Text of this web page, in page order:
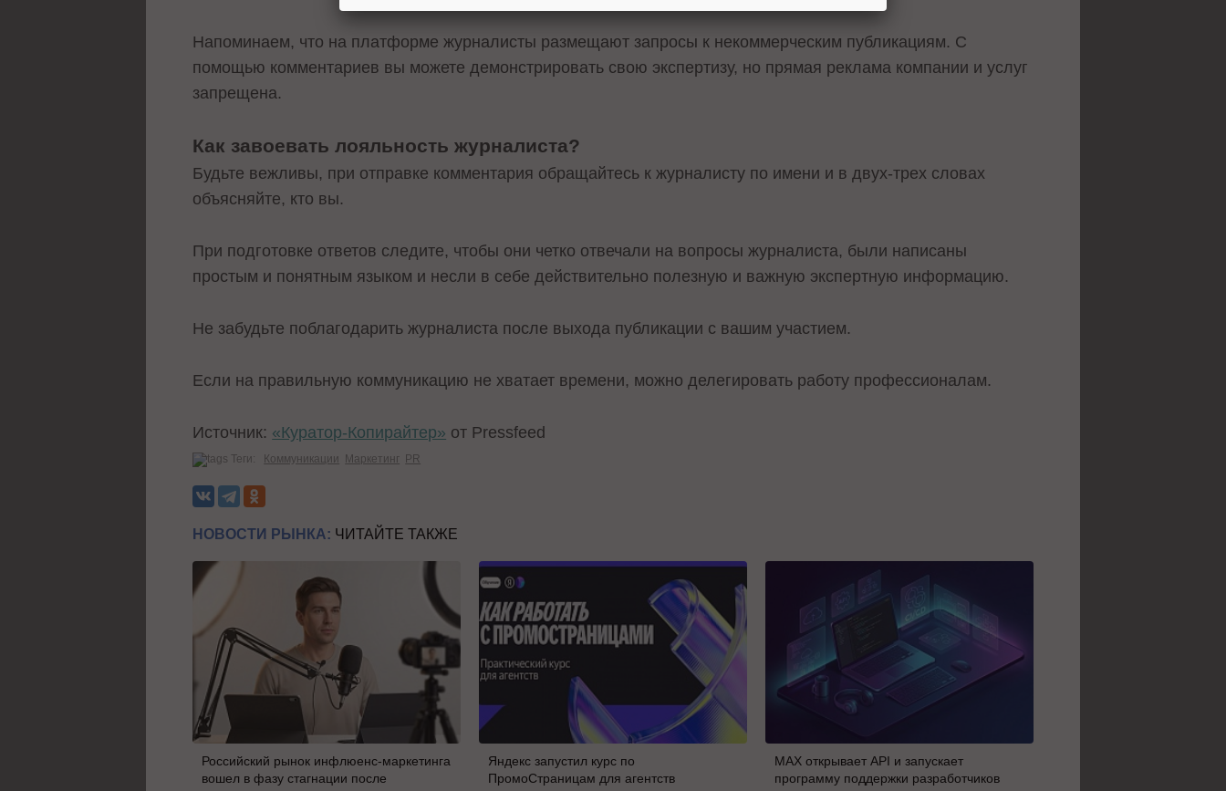
Напоминаем, что на платформе журналисты размещают запросы к некоммерческим публикациям. С
помощью комментариев вы можете демонстрировать свою экспертизу, но прямая реклама компании и услуг
запрещена.
Как завоевать лояльность журналиста?
Будьте вежливы, при отправке комментария обращайтесь к журналисту по имени и в двух-трех словах
объясняйте, кто вы.
При подготовке ответов следите, чтобы они четко отвечали на вопросы журналиста, были написаны
простым и понятным языком и несли в себе действительно полезную и важную экспертную информацию.
Не забудьте поблагодарить журналиста после выхода публикации с вашим участием.
Если на правильную коммуникацию не хватает времени, можно делегировать работу профессионалам.
Источник: «Куратор-Копирайтер» от Pressfeed
Теги: Коммуникации Маркетинг PR
НОВОСТИ РЫНКА: ЧИТАЙТЕ ТАКЖЕ
Российский рынок инфлюенс-маркетинга
вошел в фазу стагнации после
Яндекс запустил курс по
ПромоСтраницам для агентств
MAX открывает API и запускает
программу поддержки разработчиков